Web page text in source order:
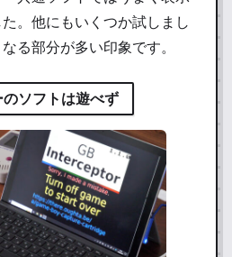
。他にもいくつか試しまし
る部分が多い印象です。
ソフトは遊べず